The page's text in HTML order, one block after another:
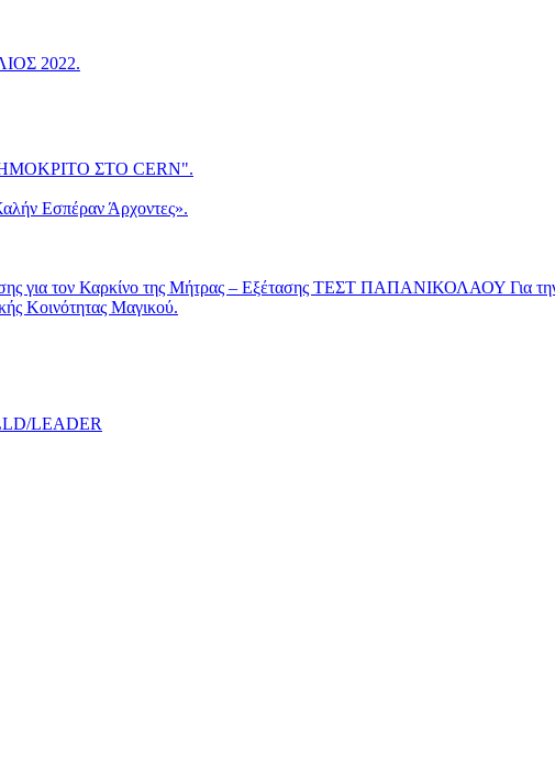
2022.
ΣΤΟ CERN".
Εσπέραν Άρχοντες».
για τον Καρκίνο της Μήτρας – Εξέτασης ΤΕΣΤ ΠΑΠΑΝΙΚΟΛΑΟΥ Για την
Κοινότητας Μαγικού.